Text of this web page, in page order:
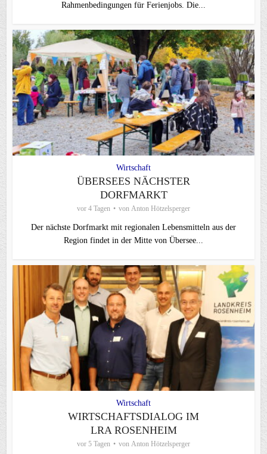
Rahmenbedingungen für Ferienjobs. Die...
Wirtschaft
ÜBERSEES NÄCHSTER
DORFMARKT
vor 4 Tagen von Anton Hötzelsperger
Der nächste Dorfmarkt mit regionalen Lebensmitteln aus der
Region findet in der Mitte von Übersee...
Wirtschaft
WIRTSCHAFTSDIALOG IM
LRA ROSENHEIM
vor 5 Tagen von Anton Hötzelsperger